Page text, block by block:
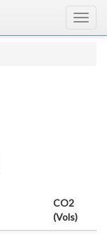
CO2
(Vols)